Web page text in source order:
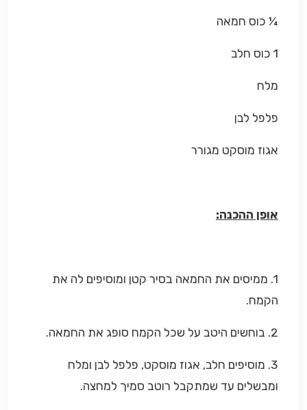
¼ כוס חמאה
1 כוס חלב
מלח
פלפל לבן
אגוז מוסקט מגורר
אופן ההכנה:
1. ממיסים את החמאה בסיר קטן ומוסיפים לה את
הקמח.
2. בוחשים היטב על שכל הקמח סופג את החמאה.
3. מוסיפים חלב, אגוז מוסקט, פלפל לבן ומלח
ומבשלים עד שמתקבל רוטב סמיך למחצה.